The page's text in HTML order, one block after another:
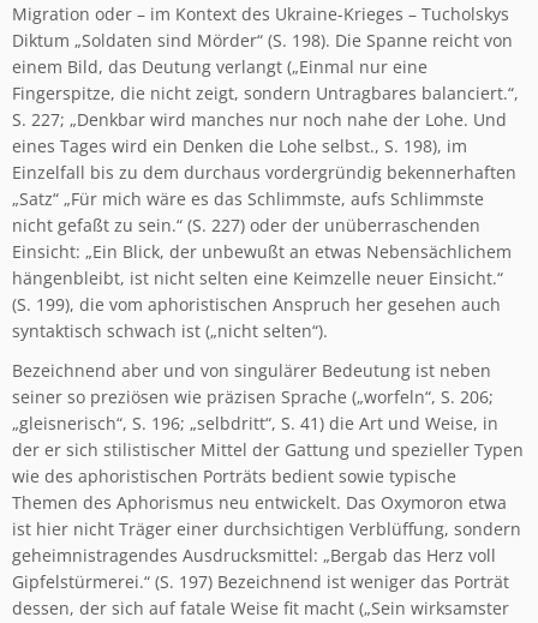
Migration oder – im Kontext des Ukraine-Krieges – Tucholskys
Diktum „Soldaten sind Mörder“ (S. 198). Die Spanne reicht von
einem Bild, das Deutung verlangt („Einmal nur eine
Fingerspitze, die nicht zeigt, sondern Untragbares balanciert.“,
S. 227; „Denkbar wird manches nur noch nahe der Lohe. Und
eines Tages wird ein Denken die Lohe selbst., S. 198), im
Einzelfall bis zu dem durchaus vordergründig bekennerhaften
„Satz“ „Für mich wäre es das Schlimmste, aufs Schlimmste
nicht gefaßt zu sein.“ (S. 227) oder der unüberraschenden
Einsicht: „Ein Blick, der unbewußt an etwas Nebensächlichem
hängenbleibt, ist nicht selten eine Keimzelle neuer Einsicht.“
(S. 199), die vom aphoristischen Anspruch her gesehen auch
syntaktisch schwach ist („nicht selten“).
Bezeichnend aber und von singulärer Bedeutung ist neben
seiner so preziösen wie präzisen Sprache („worfeln“, S. 206;
„gleisnerisch“, S. 196; „selbdritt“, S. 41) die Art und Weise, in
der er sich stilistischer Mittel der Gattung und spezieller Typen
wie des aphoristischen Porträts bedient sowie typische
Themen des Aphorismus neu entwickelt. Das Oxymoron etwa
ist hier nicht Träger einer durchsichtigen Verblüffung, sondern
geheimnistragendes Ausdrucksmittel: „Bergab das Herz voll
Gipfelstürmerei.“ (S. 197) Bezeichnend ist weniger das Porträt
dessen, der sich auf fatale Weise fit macht („Sein wirksamster